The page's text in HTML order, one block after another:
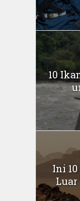
10
Ini